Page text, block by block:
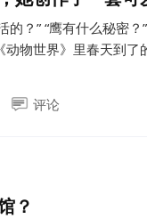
的？” “鹰有什么秘密
物世界》里春天到
评论
？